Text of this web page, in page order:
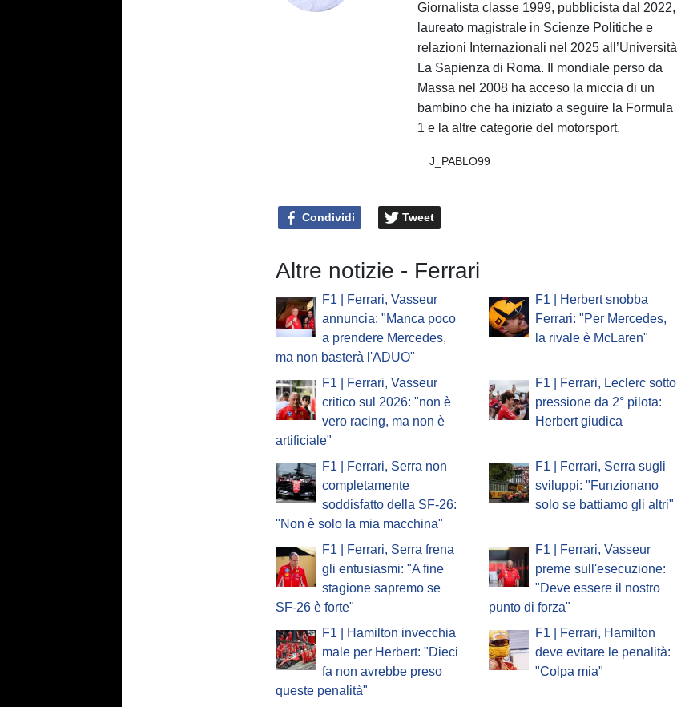
Giornalista classe 1999, pubblicista dal 2022,
laureato magistrale in Scienze Politiche e
relazioni Internazionali nel 2025 all’Università
La Sapienza di Roma. Il mondiale perso da
Massa nel 2008 ha acceso la miccia di un
bambino che ha iniziato a seguire la Formula
1 e la altre categorie del motorsport.
J_PABLO99
Condividi Tweet
Altre notizie - Ferrari
F1 | Ferrari, Vasseur
annuncia: "Manca poco
a prendere Mercedes,
ma non basterà l'ADUO"
F1 | Herbert snobba
Ferrari: "Per Mercedes,
la rivale è McLaren"
F1 | Ferrari, Vasseur
critico sul 2026: "non è
vero racing, ma non è
artificiale"
F1 | Ferrari, Leclerc sotto
pressione da 2° pilota:
Herbert giudica
F1 | Ferrari, Serra non
completamente
soddisfatto della SF-26:
"Non è solo la mia macchina"
F1 | Ferrari, Serra sugli
sviluppi: "Funzionano
solo se battiamo gli altri"
F1 | Ferrari, Serra frena
gli entusiasmi: "A fine
stagione sapremo se
SF-26 è forte"
F1 | Ferrari, Vasseur
preme sull'esecuzione:
"Deve essere il nostro
punto di forza"
F1 | Hamilton invecchia
male per Herbert: "Dieci
fa non avrebbe preso
queste penalità"
F1 | Ferrari, Hamilton
deve evitare le penalità:
"Colpa mia"